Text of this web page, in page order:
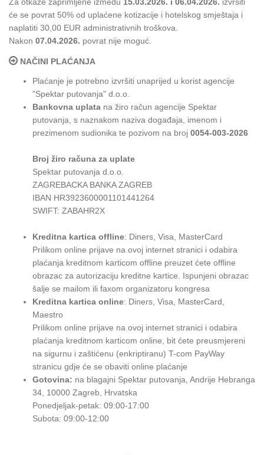
će se povrat 50% od uplaćene kotizacije i hotelskog smještaja i
naplatiti 30,00 EUR administrativnih troškova.
Nakon 07.04.2026. povrat nije moguć.
NAČINI PLAĆANJA
Plaćanje je potrebno izvršiti unaprijed u korist agencije
"Spektar putovanja" d.o.o.
Bankovna uplata na žiro račun agencije Spektar
putovanja, s naznakom naziva događaja, imenom i
prezimenom sudionika te pozivom na broj 0054-003-2026
Broj žiro računa za uplate
Spektar putovanja d.o.o.
ZAGREBACKA BANKA ZAGREB
IBAN HR3923600001101441264
SWIFT: ZABAHR2X
Kreditna kartica offline: Diners, Visa, MasterCard
Prilikom online prijave na ovoj internet stranici i odabira
plaćanja kreditnom karticom offline preuzet ćete offline
obrazac za autorizaciju kreditne kartice. Ispunjeni obrazac
šalje se mailom ili faxom organizatoru kongresa
Kreditna kartica online: Diners, Visa, MasterCard,
Maestro
Prilikom online prijave na ovoj internet stranici i odabira
plaćanja kreditnom karticom online, bit ćete preusmjereni
na sigurnu i zaštićenu (enkriptiranu) T-com PayWay
stranicu gdje će se obaviti online plaćanje
Gotovina: na blagajni Spektar putovanja, Andrije Hebranga
34, 10000 Zagreb, Hrvatska
Ponedjeljak-petak: 09:00-17:00
Subota: 09:00-12:00